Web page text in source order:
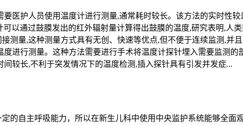
医护人员使用温度计进行测量,通常耗时较长。该方法的实时性
以通过鼓膜发出的红外辐射量计算得出鼓膜的温度,研究表明,人
测量,这种测量方式具有无创、快速等优点,但不便于连续监测,并
进行测量。这种方法需要进行手术将温度计探针埋入需要监测
较长,不利于突发情况下的温度检测,插入探针具有引发并发症...
的自主呼吸能力，所以在新生儿科中使用中央监护系统能够全面